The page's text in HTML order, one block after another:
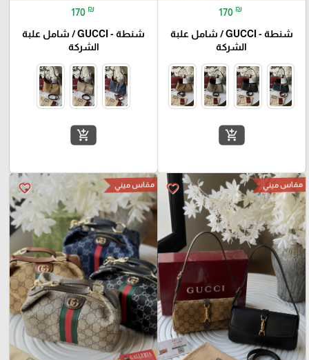
170 ₪
شنطة - GUCCI / شامل علبة
الشركة
add_shopping_cart
170 ₪
شنطة - GUCCI / شامل علبة
الشركة
add_shopping_cart
favorite_border مقاس ميني favorite_border مقاس ميني